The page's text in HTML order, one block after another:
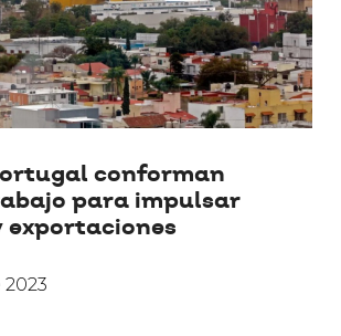
conforman
para impulsar
exportaciones